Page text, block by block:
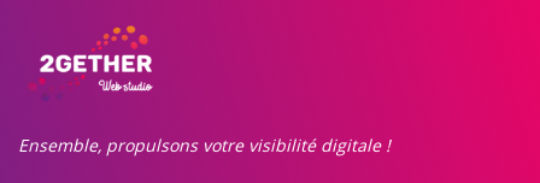
Ensemble, propulsons votre visibilité digitale !